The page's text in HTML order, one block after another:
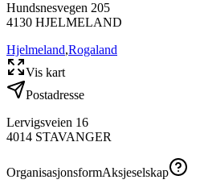
Hundsnesvegen 205
4130 HJELMELAND
Hjelmeland,Rogaland
Vis kart
Postadresse
Lervigsveien 16
4014 STAVANGER
OrganisasjonsformAksjeselskap